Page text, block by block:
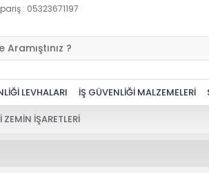
: 05323671197
LEVHALARI İŞ GÜVENLİĞİ MALZEMELERİ
İŞARETLERİ